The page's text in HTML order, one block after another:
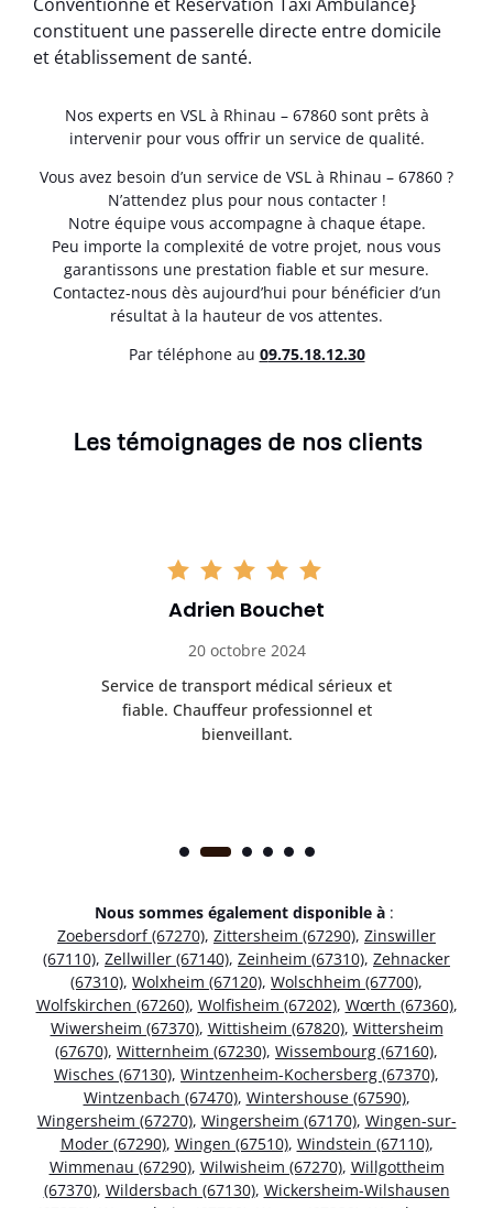
constituent une passerelle directe entre domicile
et établissement de santé.
Nos experts en VSL à Rhinau – 67860 sont prêts à
intervenir pour vous offrir un service de qualité.
Vous avez besoin d’un service de VSL à Rhinau – 67860 ?
N’attendez plus pour nous contacter !
Notre équipe vous accompagne à chaque étape.
Peu importe la complexité de votre projet, nous vous
garantissons une prestation fiable et sur mesure.
Contactez-nous dès aujourd’hui pour bénéficier d’un
résultat à la hauteur de vos attentes.
Par téléphone au 09.75.18.12.30
Les témoignages de nos clients
Adrien Bouchet
20 octobre 2024
Service de transport médical sérieux et
fiable. Chauffeur professionnel et
bienveillant.
Nous sommes également disponible à :
Zoebersdorf (67270), Zittersheim (67290), Zinswiller
(67110), Zellwiller (67140), Zeinheim (67310), Zehnacker
(67310), Wolxheim (67120), Wolschheim (67700),
Wolfskirchen (67260), Wolfisheim (67202), Wœrth (67360),
Wiwersheim (67370), Wittisheim (67820), Wittersheim
(67670), Witternheim (67230), Wissembourg (67160),
Wisches (67130), Wintzenheim-Kochersberg (67370),
Wintzenbach (67470), Wintershouse (67590),
Wingersheim (67270), Wingersheim (67170), Wingen-sur-
Moder (67290), Wingen (67510), Windstein (67110),
Wimmenau (67290), Wilwisheim (67270), Willgottheim
(67370), Wildersbach (67130), Wickersheim-Wilshausen